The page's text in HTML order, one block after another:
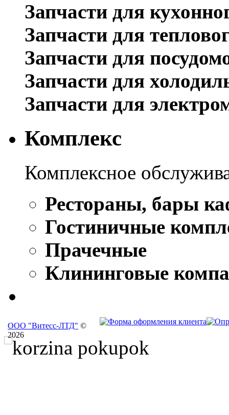
Запчасти для
Запчасти для
Запчасти для
Запчасти для
Запчасти для
Комплекс
Комплексное
Рестораны, бары
Гостиничные
Прачечные
Клининговые
ООО "Витесс-ЛТД" ©
2026